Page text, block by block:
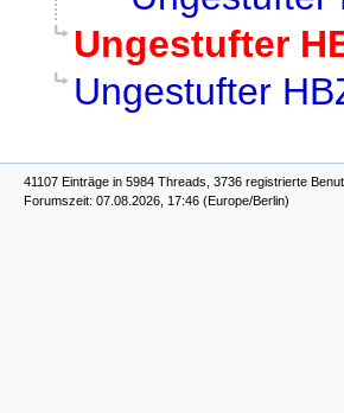
Ungestufter
Ungestufter
41107 Einträge in 5984 Threads, 3736 registrierte
Forumszeit: 07.08.2026, 17:46 (Europe/Berlin)